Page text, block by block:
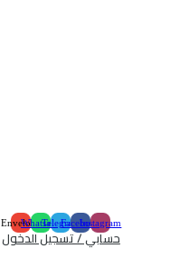
Instagram
Facebook
Telegram
Whatsapp
Envelope
حسابي / تسجيل الدخول